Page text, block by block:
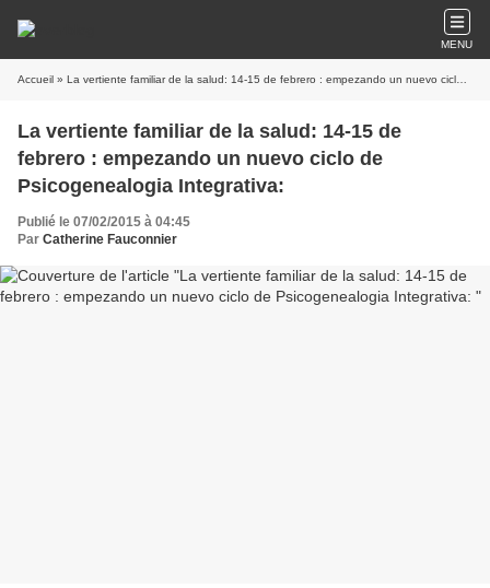
MENU
Accueil » La vertiente familiar de la salud: 14-15 de febrero : empezando un nuevo ciclo de Psicogenealogia Integrativa:
La vertiente familiar de la salud: 14-15 de
febrero : empezando un nuevo ciclo de
Psicogenealogia Integrativa:
Publié le 07/02/2015 à 04:45
Par Catherine Fauconnier